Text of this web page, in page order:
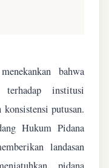
bahwa
institusi
putusan.
Hukum Pidana
landasan